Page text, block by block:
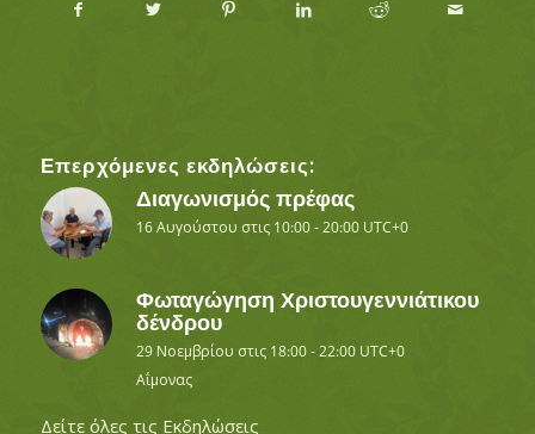
Επερχόμενες εκδηλώσεις:
Διαγωνισμός πρέφας
16 Αυγούστου στις 10:00-20:00 UTC+0
Φωταγώγηση Χριστουγεννιάτικου
δένδρου
29 Νοεμβρίου στις 18:00-22:00 UTC+0
Αΐμονας
Δείτε όλες τις Εκδηλώσεις